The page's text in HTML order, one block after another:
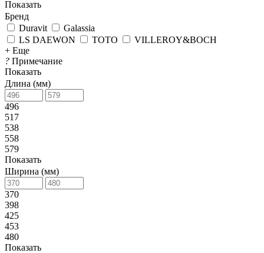
Показать
Бренд
Duravit
Galassia
LS DAEWON
TOTO
VILLEROY&BOCH
+ Еще
? Примечание
Показать
Длина (мм)
496
517
538
558
579
Показать
Ширина (мм)
370
398
425
453
480
Показать